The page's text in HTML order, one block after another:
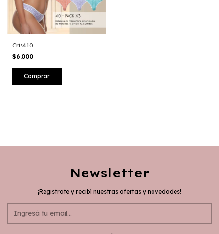
Cris410
$6.000
Newsletter
¡Registrate y recibí nuestras ofertas y novedades!